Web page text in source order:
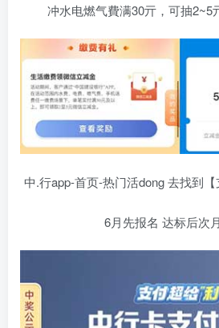
冲水电燃气費满30亓，可抽2~5
中.行app-首页-热门活dong 去找到
6月先报名 达标后次